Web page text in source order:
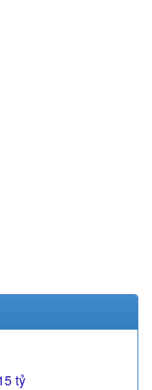
tỷ